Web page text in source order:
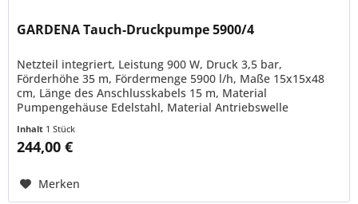
GARDENA Tauch-Druckpumpe 5900/4
Netzteil integriert, Leistung 900 W, Druck 3,5 bar,
Förderhöhe 35 m, Fördermenge 5900 l/h, Maße 15x15x48
cm, Länge des Anschlusskabels 15 m, Material
Pumpengehäuse Edelstahl, Material Antriebswelle
Inhalt 1 Stück
244,00 €
Merken